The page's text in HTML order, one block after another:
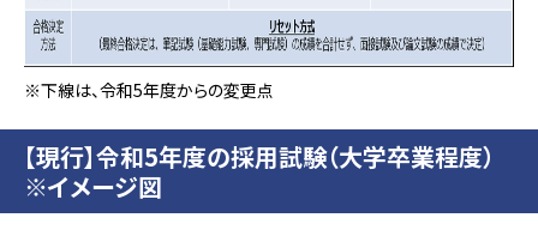
※下線は、令和5年度からの変更点
【現行】令和5年度の採用試験（大学卒業程度）
※イメージ図